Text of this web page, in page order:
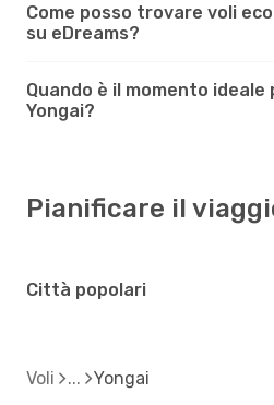
Come posso trovare voli
su eDreams?
Quando è il momento ideale
Yongai?
Pianificare il
Città popolari
Voli Yongai